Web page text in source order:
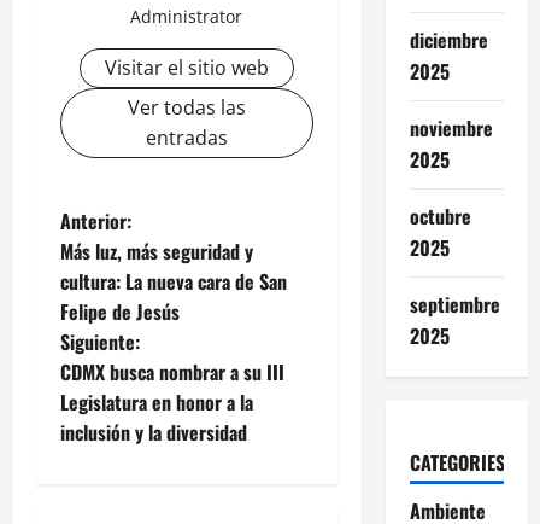
Administrator
Visitar el sitio web
Ver todas las
entradas
N
a
v
e
g
Anterior:
Más luz, más seguridad y
cultura: La nueva cara de San
Felipe de Jesús
Siguiente:
CDMX busca nombrar a su III
Legislatura en honor a la
inclusión y la diversidad
diciembre
2025
noviembre
2025
octubre
2025
septiembre
2025
CATEGORIES
Ambiente